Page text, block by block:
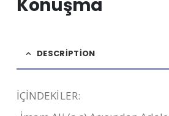
Konuşma
DESCRIPTION
İÇİNDEKİLER: